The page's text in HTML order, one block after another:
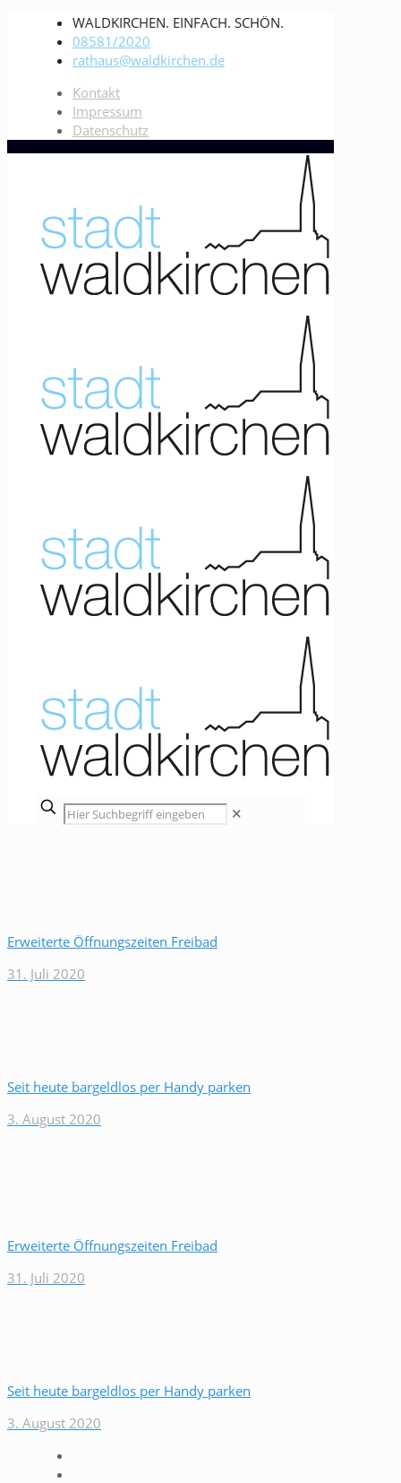
WALDKIRCHEN. EINFACH. SCHÖN.
08581/2020
rathaus@waldkirchen.de
Kontakt
Impressum
Datenschutz
✕
Erweiterte Öffnungszeiten Freibad
31. Juli 2020
Seit heute bargeldlos per Handy parken
3. August 2020
Erweiterte Öffnungszeiten Freibad
31. Juli 2020
Seit heute bargeldlos per Handy parken
3. August 2020